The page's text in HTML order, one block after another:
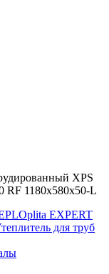
XPS
1180х580х50-L
EXPERT
для труб